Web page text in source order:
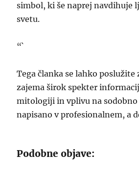
simbol, ki še naprej navdihuje
svetu.
“`
Tega članka se lahko poslužite
zajema širok spekter
mitologiji in vplivu na
napisano v profesionalnem, a
Podobne objave: